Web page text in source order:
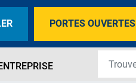
PORTES OUVERTES